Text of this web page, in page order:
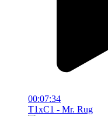
00:07:34
T1xC1 - Mr. Rug